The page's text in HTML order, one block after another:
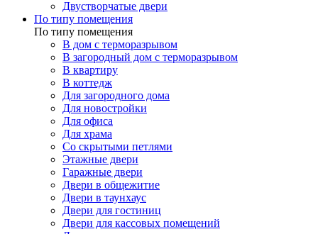
Двустворчатые двери
По типу помещения
По типу помещения
В дом с терморазрывом
В загородный дом с терморазрывом
В квартиру
В коттедж
Для загородного дома
Для новостройки
Для офиса
Для храма
Со скрытыми петлями
Этажные двери
Гаражные двери
Двери в общежитие
Двери в таунхаус
Двери для гостиниц
Двери для кассовых помещений